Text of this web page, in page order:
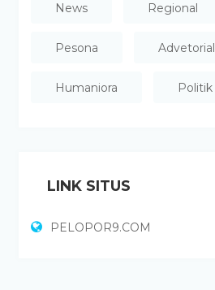
News Regional
Pesona Advetorial
Humaniora Politik
LINK SITUS
PELOPOR9.COM